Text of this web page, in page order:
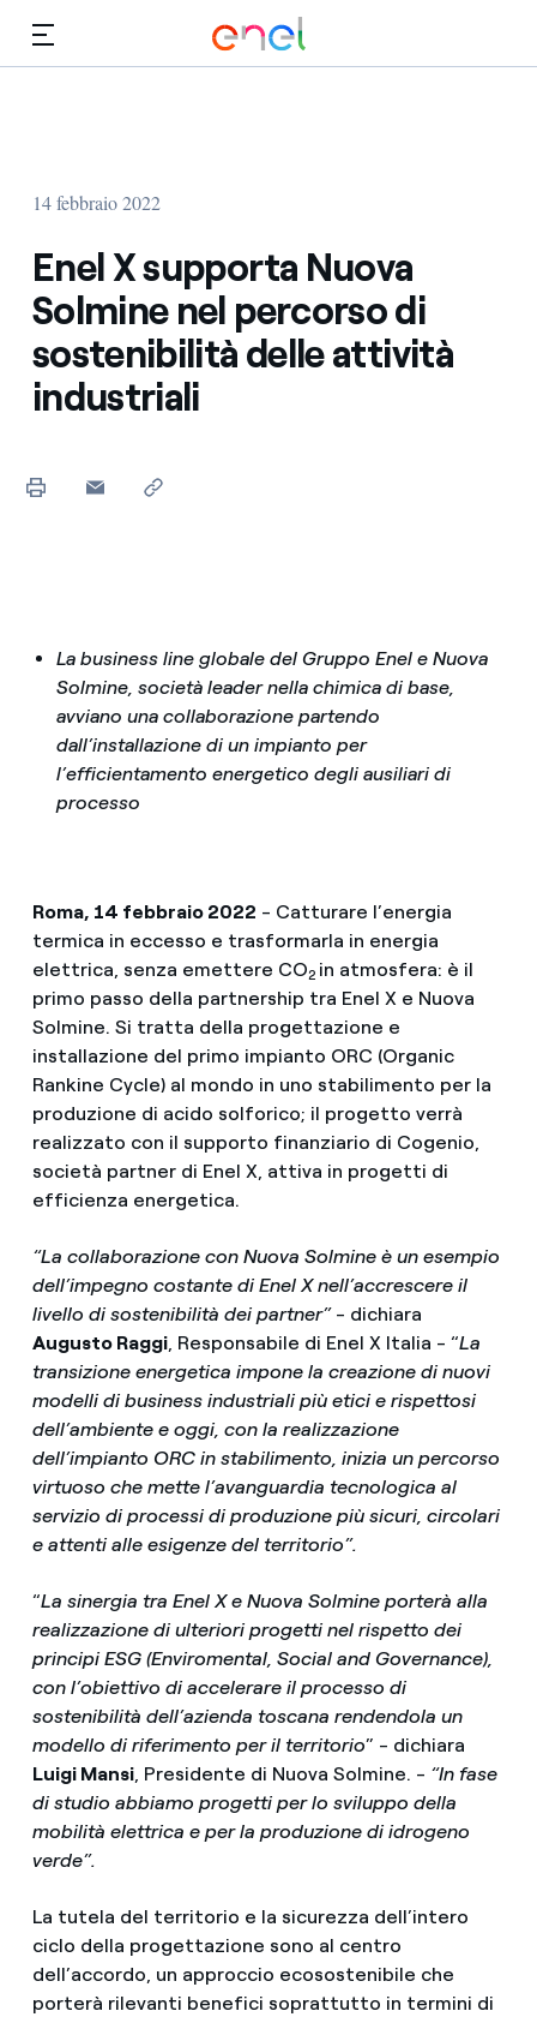
14 febbraio 2022
Enel X supporta Nuova
Solmine nel percorso di
sostenibilità delle attività
industriali
La business line globale del Gruppo Enel e Nuova
Solmine, società leader nella chimica di base,
avviano una collaborazione partendo
dall’installazione di un impianto per
l’efficientamento energetico degli ausiliari di
processo
Roma, 14 febbraio 2022 - Catturare l’energia
termica in eccesso e trasformarla in energia
elettrica, senza emettere CO2 in atmosfera: è il
primo passo della partnership tra Enel X e Nuova
Solmine. Si tratta della progettazione e
installazione del primo impianto ORC (Organic
Rankine Cycle) al mondo in uno stabilimento per la
produzione di acido solforico; il progetto verrà
realizzato con il supporto finanziario di Cogenio,
società partner di Enel X, attiva in progetti di
efficienza energetica.
“La collaborazione con Nuova Solmine è un esempio
dell’impegno costante di Enel X nell’accrescere il
livello di sostenibilità dei partner” - dichiara
Augusto Raggi, Responsabile di Enel X Italia - “La
transizione energetica impone la creazione di nuovi
modelli di business industriali più etici e rispettosi
dell’ambiente e oggi, con la realizzazione
dell’impianto ORC in stabilimento, inizia un percorso
virtuoso che mette l’avanguardia tecnologica al
servizio di processi di produzione più sicuri, circolari
e attenti alle esigenze del territorio”.
“La sinergia tra Enel X e Nuova Solmine porterà alla
realizzazione di ulteriori progetti nel rispetto dei
principi ESG (Enviromental, Social and Governance),
con l’obiettivo di accelerare il processo di
sostenibilità dell’azienda toscana rendendola un
modello di riferimento per il territorio” - dichiara
Luigi Mansi, Presidente di Nuova Solmine. - “In fase
di studio abbiamo progetti per lo sviluppo della
mobilità elettrica e per la produzione di idrogeno
verde”.
La tutela del territorio e la sicurezza dell’intero
ciclo della progettazione sono al centro
dell’accordo, un approccio ecosostenibile che
porterà rilevanti benefici soprattutto in termini di